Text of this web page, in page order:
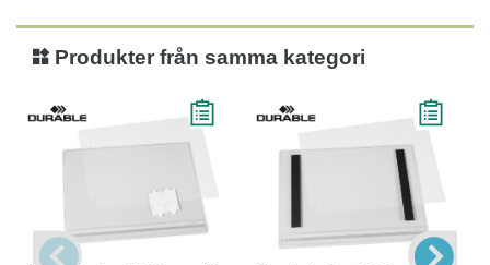
Produkter från samma kategori